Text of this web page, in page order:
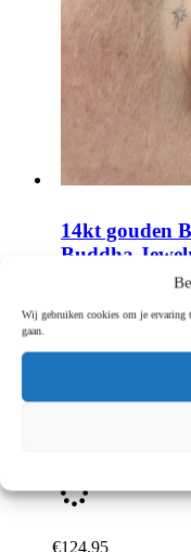
Wij gebruiken cookies om je ervaring
gaan.
14kt gouden
Buddha
18kt gouden
€124.95